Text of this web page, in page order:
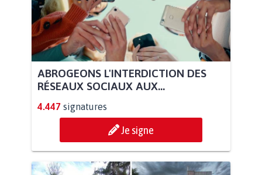
ABROGEONS L'INTERDICTION DES
RÉSEAUX SOCIAUX AUX...
4.447 signatures
Je signe